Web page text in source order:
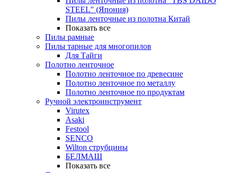
STEEL" (Япония)
Пилы ленточные из полотна Китай
Показать все
Пилы рамные
Пилы тарные для многопилов
Для Тайги
Полотно ленточное
Полотно ленточное по древесине
Полотно ленточное по металлу
Полотно ленточное по продуктам
Ручной электроинструмент
Virutex
Asaki
Festool
SENCO
Wilton струбцины
БЕЛМАШ
Показать все